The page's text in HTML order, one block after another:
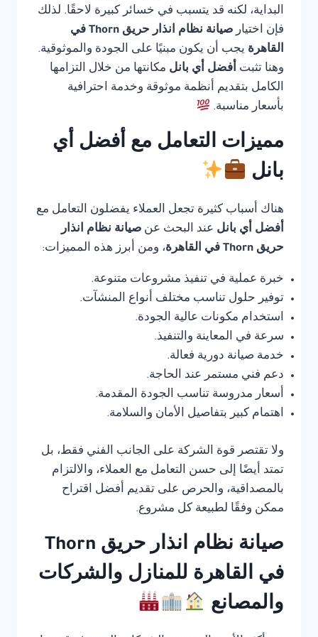
البداية، لكنه قد يتسبب في خسائر كبيرة لاحقًا. لذلك
فإن اختيار
صيانة نظام انذار حريق Thorn في
القاهرة يجب أن يكون مبنيًا على الجودة والموثوقية.
وهنا تثبت أفضل أي بانل مكانتها من خلال التزامها
الكامل بتقديم أنظمة موثوقة وخدمة احترافية
بأسعار مناسبة.
مميزات التعامل مع أفضل أي
بانل
هناك أسباب كثيرة تجعل العملاء يفضلون التعامل مع
أفضل أي بانل عند البحث عن صيانة نظام انذار
حريق Thorn في القاهرة
، ومن أبرز هذه المميزات:
خبرة عملية في تنفيذ مشروعات متنوعة.
توفير حلول تناسب مختلف أنواع المنشآت.
استخدام مكونات عالية الجودة.
سرعة في المعاينة والتنفيذ.
خدمة صيانة دورية فعالة.
دعم فني مستمر عند الحاجة.
أسعار مدروسة تناسب الجودة المقدمة.
اهتمام كبير بتفاصيل الأمان والسلامة.
ولا تقتصر قوة الشركة على الجانب الفني فقط، بل
تمتد أيضًا إلى حسن التعامل مع العملاء، والالتزام
بالمصداقية، والحرص على تقديم أفضل اقتراح
ممكن وفقًا لطبيعة كل مشروع.
صيانة نظام انذار حريق Thorn
في القاهرة للمنازل والشركات
والمصانع